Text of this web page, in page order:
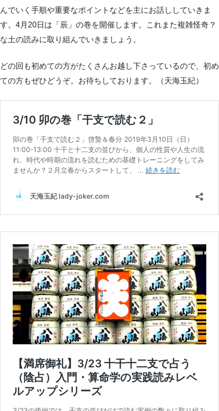
んでいく手順や重要なポイントなどを主にお話ししていきま
す。4月20日は「辰」の巻を開催します。これまた複雑怪奇？
な土の読みに取り組んでいきましょう。
どの回も初めての方がたくさんお越し下さっているので、初め
ての方もぜひどうぞ。お待ちしております。（天海玉紀）